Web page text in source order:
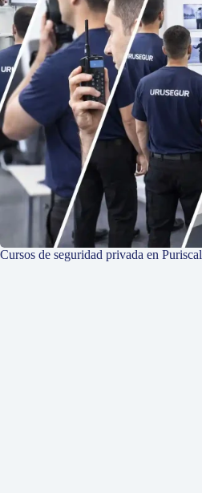
Cursos de seguridad privada en Puriscal